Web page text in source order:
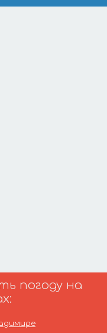
погоду на